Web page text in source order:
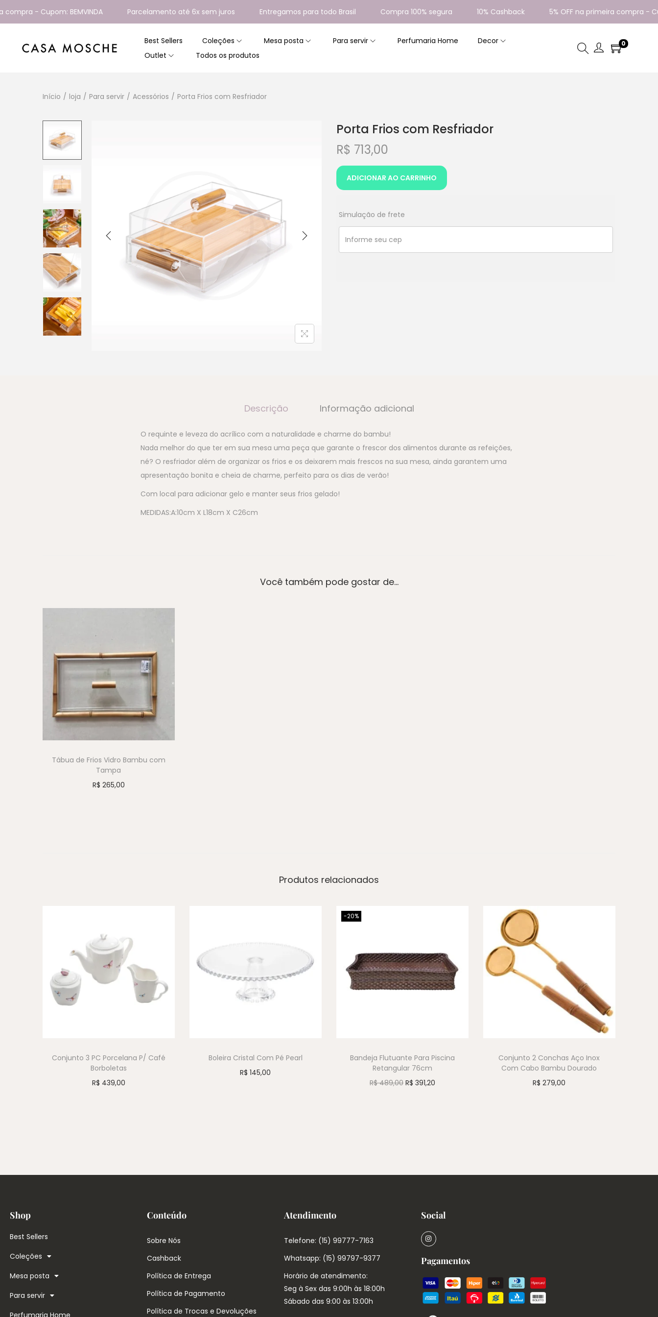
- Cupom: BEMVINDA Parcelamento até 6x sem juros Entregamos para todo Brasil Compra 100% segura 10% Cashback 5% OFF na primeira compra - Cupom:
Best Sellers Coleções Mesa posta Para servir Perfumaria Home
Decor
Outlet
Todos os produtos
0
Início / loja / Para servir / Acessórios / Porta Frios com Resfriador
Porta Frios com Resfriador
R$ 713,00
ADICIONAR AO CARRINHO
Simulação de frete
Descrição Informação adicional
O requinte e leveza do acrílico com a naturalidade e charme do bambu!
Nada melhor do que ter em sua mesa uma peça que garante o frescor dos alimentos durante as refeições,
né? O resfriador além de organizar os frios e os deixarem mais frescos na sua mesa, ainda garantem uma
apresentação bonita e cheia de charme, perfeito para os dias de verão!
Com local para adicionar gelo e manter seus frios gelado!
MEDIDAS:A:10cm X L18cm X C26cm
Você também pode gostar de…
Tábua de Frios Vidro Bambu com
Tampa
R$ 265,00
Produtos relacionados
Conjunto 3 PC Porcelana P/ Café
Borboletas
R$ 439,00
Boleira Cristal Com Pé Pearl
R$ 145,00
-20%
Bandeja Flutuante Para Piscina
Retangular 76cm
R$489,00 R$ 391,20
Conjunto 2 Conchas Aço Inox
Com Cabo Bambu Dourado
R$ 279,00
Shop
Best Sellers
Coleções
Mesa posta
Para servir
Perfumaria Home
Conteúdo
Sobre Nós
Cashback
Política de Entrega
Política de Pagamento
Política de Trocas e Devoluções
Atendimento
Telefone: (15) 99777-7163
Whatsapp: (15) 99797-9377
Horário de atendimento:
Seg à Sex das 9:00h às 18:00h
Sábado das 9:00 às 13:00h
Social
Pagamentos